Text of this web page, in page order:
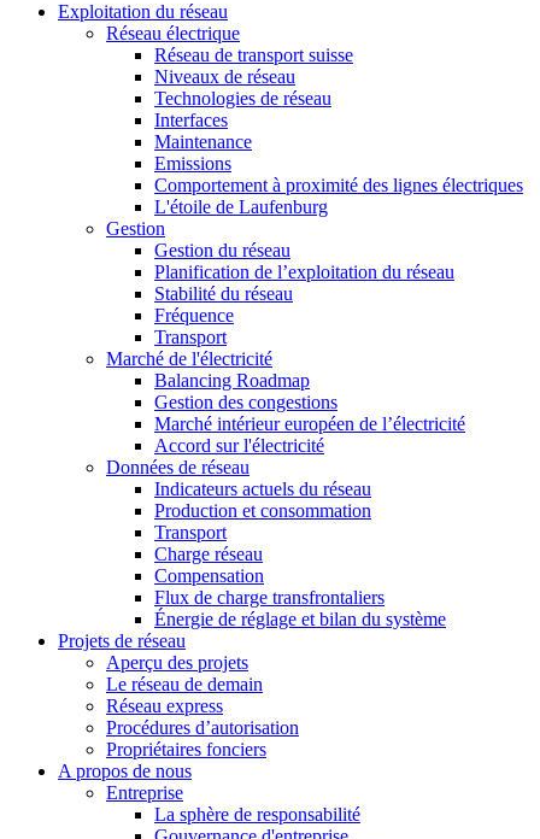
Exploitation du réseau
Réseau électrique
Réseau de transport suisse
Niveaux de réseau
Technologies de réseau
Interfaces
Maintenance
Emissions
Comportement à proximité des lignes électriques
L'étoile de Laufenburg
Gestion
Gestion du réseau
Planification de l’exploitation du réseau
Stabilité du réseau
Fréquence
Transport
Marché de l'électricité
Balancing Roadmap
Gestion des congestions
Marché intérieur européen de l’électricité
Accord sur l'électricité
Données de réseau
Indicateurs actuels du réseau
Production et consommation
Transport
Charge réseau
Compensation
Flux de charge transfrontaliers
Énergie de réglage et bilan du système
Projets de réseau
Aperçu des projets
Le réseau de demain
Réseau express
Procédures d’autorisation
Propriétaires fonciers
A propos de nous
Entreprise
La sphère de responsabilité